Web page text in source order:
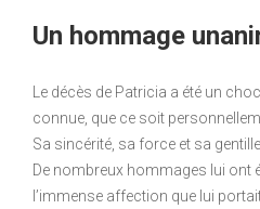
Un hommage
Le décès de Patricia a été un
connue, que ce soit
Sa sincérité, sa force et sa
De nombreux hommages lui ont
l’immense affection que lui